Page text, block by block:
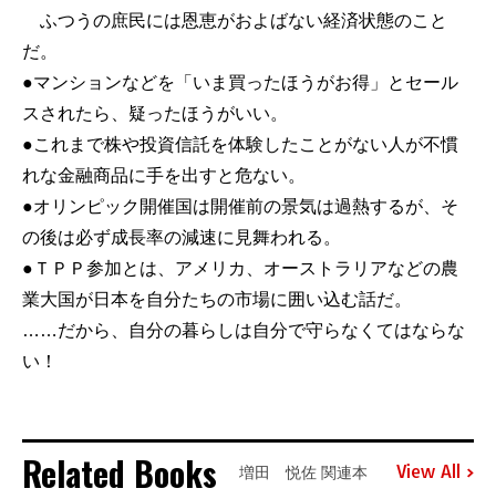
ふつうの庶民には恩恵がおよばない経済状態のこと
だ。
●マンションなどを「いま買ったほうがお得」とセール
スされたら、疑ったほうがいい。
●これまで株や投資信託を体験したことがない人が不慣
れな金融商品に手を出すと危ない。
●オリンピック開催国は開催前の景気は過熱するが、そ
の後は必ず成長率の減速に見舞われる。
●ＴＰＰ参加とは、アメリカ、オーストラリアなどの農
業大国が日本を自分たちの市場に囲い込む話だ。
……だから、自分の暮らしは自分で守らなくてはならな
い！
Related Books 増田 悦佐 関連本 View All